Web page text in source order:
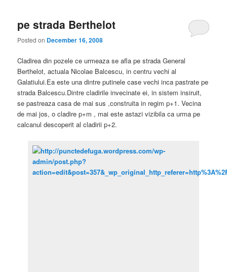
pe strada Berthelot
Posted on December 16, 2008
Cladirea din pozele ce urmeaza se afla pe strada General
Berthelot, actuala Nicolae Balcescu, in centru vechi al
Galatiului.Ea este una dintre putinele case vechi inca pastrate pe
strada Balcescu.Dintre cladirile invecinate ei, in sistem insiruit,
se pastreaza casa de mai sus ,construita in regim p+1. Vecina
de mai jos, o cladire p+m , mai este astazi vizibila ca urma pe
calcanul descoperit al cladirii p+2.